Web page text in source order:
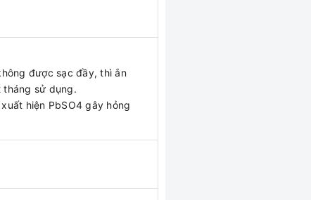
được sạc đầy, thì ắn
tháng sử dụng.
hiện PbSO4 gây hỏng